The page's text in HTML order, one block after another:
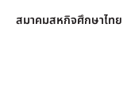
สมาคมสหกิจศึกษาไทย